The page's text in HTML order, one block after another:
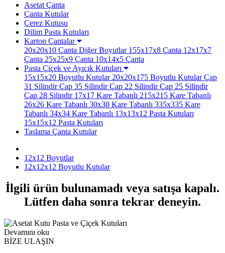
Asetat Çanta
Çanta Kutular
Çerez Kutusu
Dilim Pasta Kutuları
Karton Çantalar
20x20x10 Çanta Diğer Boyutlar155x17x8 Çanta 12x17x7
Çanta 25x25x9 Çanta 10x14x5 Çanta
Pasta Çiçek ve Ayıcık Kutuları
15x15x20 Boyutlu Kutular20x20x175 Boyutlu KutularÇap
31 SilindirÇap 35 SilindirÇap 22 SilindirÇap 25 Silindir
Çap 28 Silindir17x17 Kare Tabanlı 215x215 Kare Tabanlı
26x26 Kare Tabanlı 30x30 Kare Tabanlı 335x335 Kare
Tabanlı 34x34 Kare Tabanlı 13x13x12 Pasta Kutuları
15x15x12 Pasta Kutuları
Taslama Çanta Kutular
12x12 Boyutlar
12x12x12 Boyutlu Kutular
İlgili ürün bulunamadı veya satışa kapalı.
Lütfen daha sonra tekrar deneyin.
Devamını oku
BİZE ULAŞIN